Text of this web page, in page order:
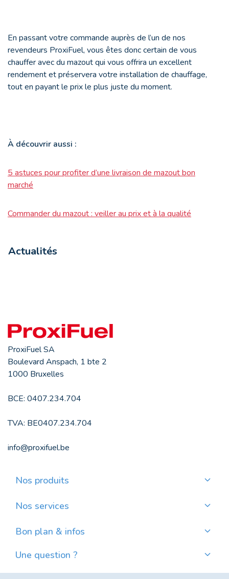
En passant votre commande auprès de l’un de nos
revendeurs ProxiFuel, vous êtes donc certain de vous
chauffer avec du mazout qui vous offrira un excellent
rendement et préservera votre installation de chauffage,
tout en payant le prix le plus juste du moment.
À découvrir aussi :
5 astuces pour profiter d’une livraison de mazout bon
marché
Commander du mazout : veiller au prix et à la qualité
Actualités
ProxiFuel SA
Boulevard Anspach, 1 bte 2
1000 Bruxelles
BCE: 0407.234.704
TVA: BE0407.234.704
info@proxifuel.be
Nos produits
Commander des pellets de qualité
Nos services
Où trouver mes pellets ?
Bon plan & infos
Évolution du prix du mazout en Belgique
Une question ?